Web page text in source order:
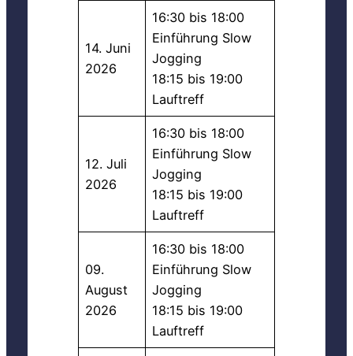
14. Juni
2026
16:30 bis 18:00
Einführung Slow
Jogging
18:15 bis 19:00
Lauftreff
12. Juli
2026
16:30 bis 18:00
Einführung Slow
Jogging
18:15 bis 19:00
Lauftreff
09.
August
2026
16:30 bis 18:00
Einführung Slow
Jogging
18:15 bis 19:00
Lauftreff